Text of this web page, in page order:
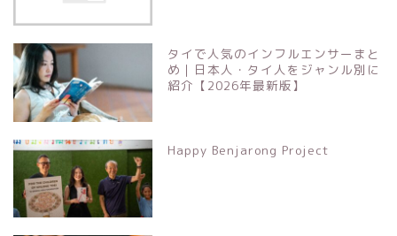
タイで人気のインフルエンサーまと
め｜日本人・タイ人をジャンル別に
紹介【2026年最新版】
Happy Benjarong Project